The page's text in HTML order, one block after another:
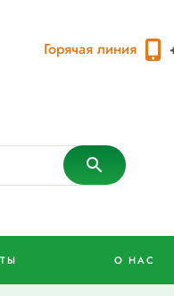
Горячая линия
О НАС